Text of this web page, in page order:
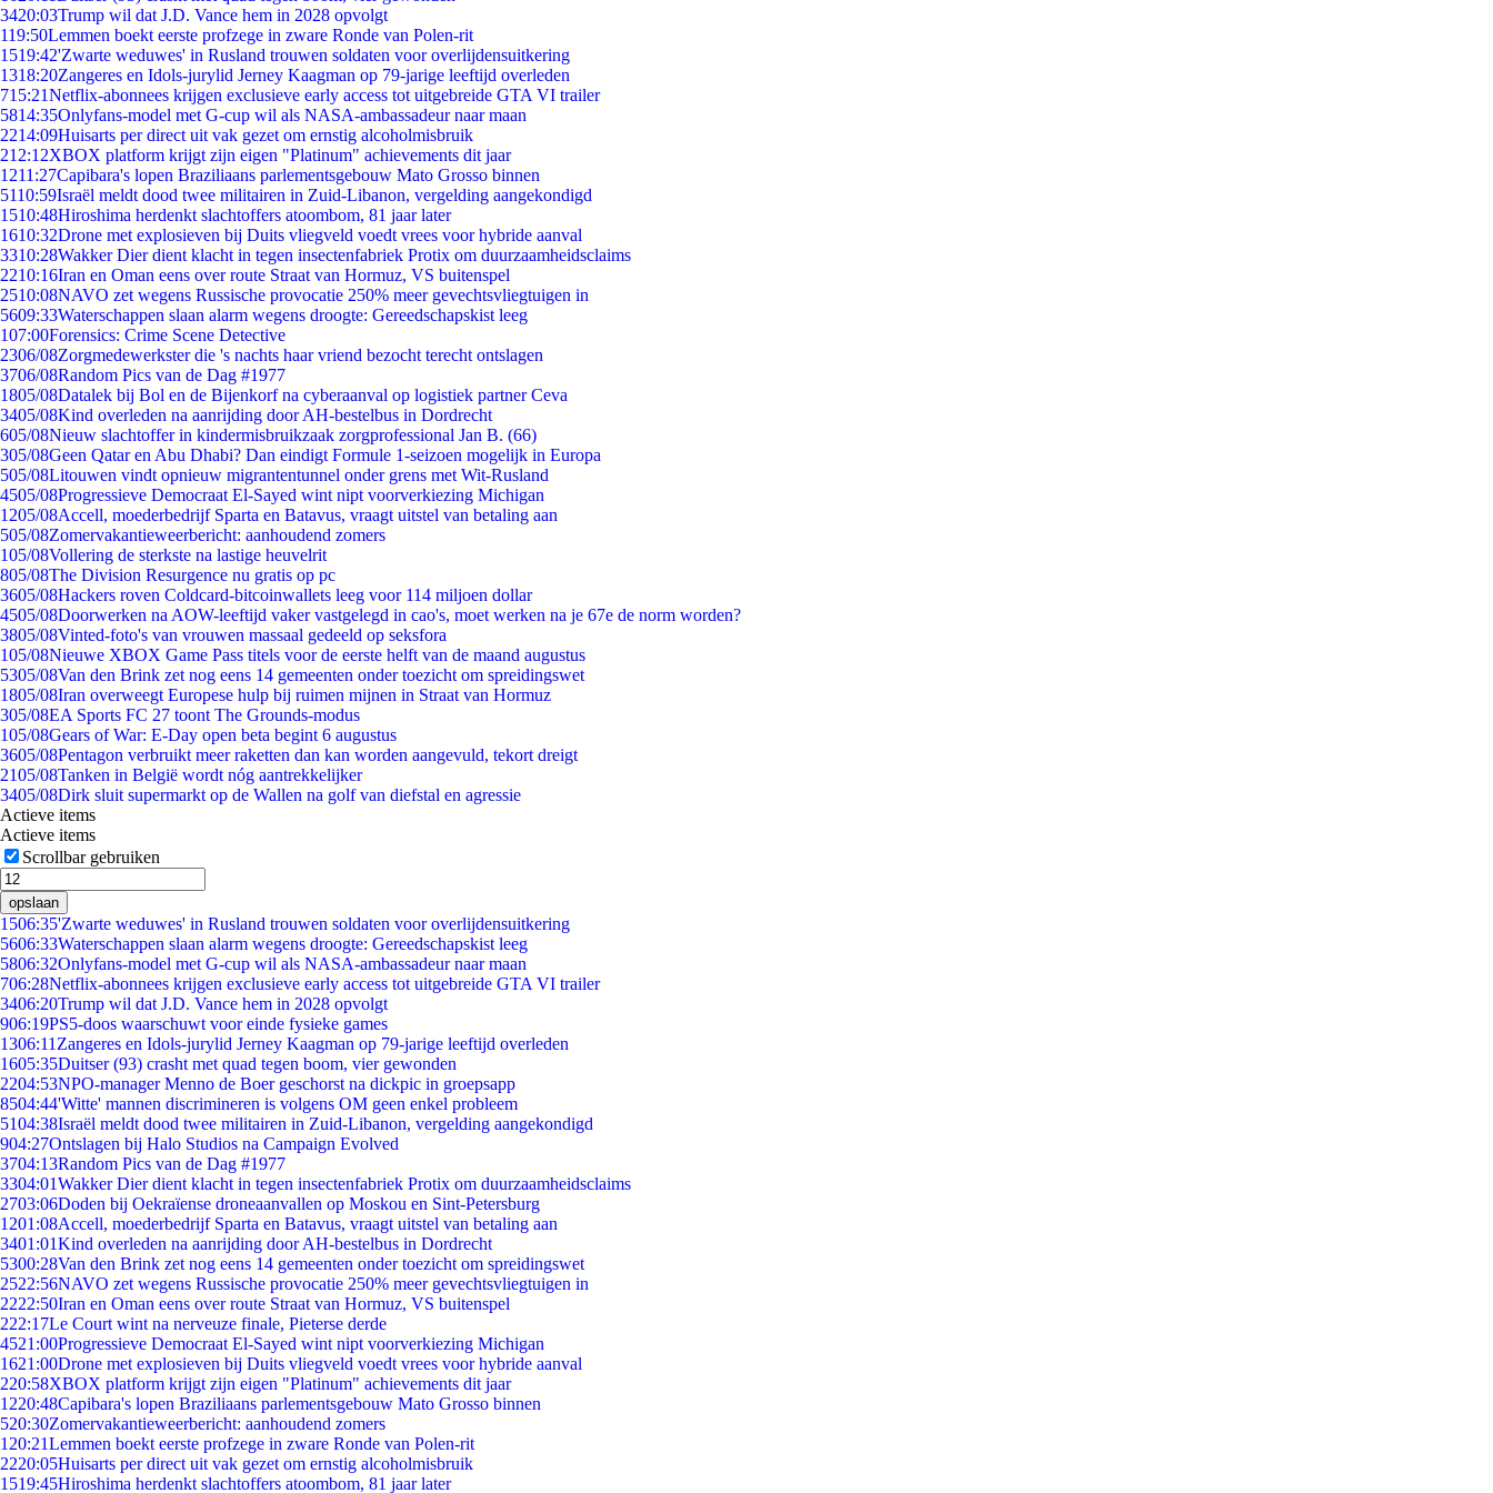
3420:03Trump wil dat J.D. Vance hem in 2028 opvolgt
119:50Lemmen boekt eerste profzege in zware Ronde van Polen-rit
1519:42'Zwarte weduwes' in Rusland trouwen soldaten voor overlijdensuitkering
1318:20Zangeres en Idols-jurylid Jerney Kaagman op 79-jarige leeftijd overleden
715:21Netflix-abonnees krijgen exclusieve early access tot uitgebreide GTA VI trailer
5814:35Onlyfans-model met G-cup wil als NASA-ambassadeur naar maan
2214:09Huisarts per direct uit vak gezet om ernstig alcoholmisbruik
212:12XBOX platform krijgt zijn eigen "Platinum" achievements dit jaar
1211:27Capibara's lopen Braziliaans parlementsgebouw Mato Grosso binnen
5110:59Israël meldt dood twee militairen in Zuid-Libanon, vergelding aangekondigd
1510:48Hiroshima herdenkt slachtoffers atoombom, 81 jaar later
1610:32Drone met explosieven bij Duits vliegveld voedt vrees voor hybride aanval
3310:28Wakker Dier dient klacht in tegen insectenfabriek Protix om duurzaamheidsclaims
2210:16Iran en Oman eens over route Straat van Hormuz, VS buitenspel
2510:08NAVO zet wegens Russische provocatie 250% meer gevechtsvliegtuigen in
5609:33Waterschappen slaan alarm wegens droogte: Gereedschapskist leeg
107:00Forensics: Crime Scene Detective
2306/08Zorgmedewerkster die 's nachts haar vriend bezocht terecht ontslagen
3706/08Random Pics van de Dag #1977
1805/08Datalek bij Bol en de Bijenkorf na cyberaanval op logistiek partner Ceva
3405/08Kind overleden na aanrijding door AH-bestelbus in Dordrecht
605/08Nieuw slachtoffer in kindermisbruikzaak zorgprofessional Jan B. (66)
305/08Geen Qatar en Abu Dhabi? Dan eindigt Formule 1-seizoen mogelijk in Europa
505/08Litouwen vindt opnieuw migrantentunnel onder grens met Wit-Rusland
4505/08Progressieve Democraat El-Sayed wint nipt voorverkiezing Michigan
1205/08Accell, moederbedrijf Sparta en Batavus, vraagt uitstel van betaling aan
505/08Zomervakantieweerbericht: aanhoudend zomers
105/08Vollering de sterkste na lastige heuvelrit
805/08The Division Resurgence nu gratis op pc
3605/08Hackers roven Coldcard-bitcoinwallets leeg voor 114 miljoen dollar
4505/08Doorwerken na AOW-leeftijd vaker vastgelegd in cao's, moet werken na je 67e de norm worden?
3805/08Vinted-foto's van vrouwen massaal gedeeld op seksfora
105/08Nieuwe XBOX Game Pass titels voor de eerste helft van de maand augustus
5305/08Van den Brink zet nog eens 14 gemeenten onder toezicht om spreidingswet
1805/08Iran overweegt Europese hulp bij ruimen mijnen in Straat van Hormuz
305/08EA Sports FC 27 toont The Grounds-modus
105/08Gears of War: E-Day open beta begint 6 augustus
3605/08Pentagon verbruikt meer raketten dan kan worden aangevuld, tekort dreigt
2105/08Tanken in België wordt nóg aantrekkelijker
3405/08Dirk sluit supermarkt op de Wallen na golf van diefstal en agressie
Actieve items
Actieve items
Scrollbar gebruiken
opslaan
1506:35'Zwarte weduwes' in Rusland trouwen soldaten voor overlijdensuitkering
5606:33Waterschappen slaan alarm wegens droogte: Gereedschapskist leeg
5806:32Onlyfans-model met G-cup wil als NASA-ambassadeur naar maan
706:28Netflix-abonnees krijgen exclusieve early access tot uitgebreide GTA VI trailer
3406:20Trump wil dat J.D. Vance hem in 2028 opvolgt
906:19PS5-doos waarschuwt voor einde fysieke games
1306:11 Zangeres en Idols-jurylid Jerney Kaagman op 79-jarige leeftijd overleden
1605:35Duitser (93) crasht met quad tegen boom, vier gewonden
2204:53NPO-manager Menno de Boer geschorst na dickpic in groepsapp
8504:44'Witte' mannen discrimineren is volgens OM geen enkel probleem
5104:38Israël meldt dood twee militairen in Zuid-Libanon, vergelding aangekondigd
904:27Ontslagen bij Halo Studios na Campaign Evolved
3704:13Random Pics van de Dag #1977
3304:01Wakker Dier dient klacht in tegen insectenfabriek Protix om duurzaamheidsclaims
2703:06Doden bij Oekraïense droneaanvallen op Moskou en Sint-Petersburg
1201:08Accell, moederbedrijf Sparta en Batavus, vraagt uitstel van betaling aan
3401:01Kind overleden na aanrijding door AH-bestelbus in Dordrecht
5300:28Van den Brink zet nog eens 14 gemeenten onder toezicht om spreidingswet
2522:56NAVO zet wegens Russische provocatie 250% meer gevechtsvliegtuigen in
2222:50Iran en Oman eens over route Straat van Hormuz, VS buitenspel
222:17Le Court wint na nerveuze finale, Pieterse derde
4521:00Progressieve Democraat El-Sayed wint nipt voorverkiezing Michigan
1621:00Drone met explosieven bij Duits vliegveld voedt vrees voor hybride aanval
220:58XBOX platform krijgt zijn eigen "Platinum" achievements dit jaar
1220:48Capibara's lopen Braziliaans parlementsgebouw Mato Grosso binnen
520:30Zomervakantieweerbericht: aanhoudend zomers
1 20:21Lemmen boekt eerste profzege in zware Ronde van Polen-rit
2220:05Huisarts per direct uit vak gezet om ernstig alcoholmisbruik
1519:45Hiroshima herdenkt slachtoffers atoombom, 81 jaar later